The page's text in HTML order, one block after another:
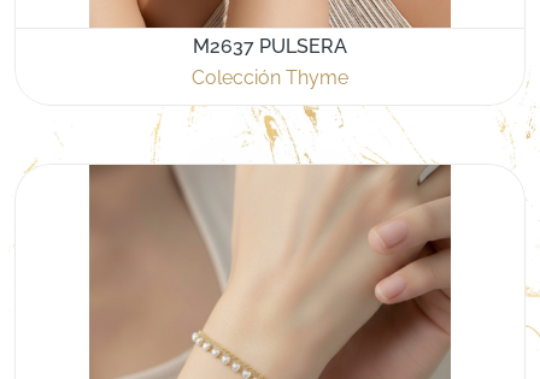
M2637 PULSERA
Colección Thyme